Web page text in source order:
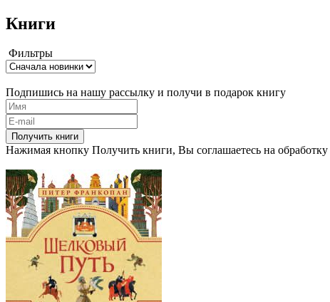
Книги
Фильтры
Подпишись на нашу рассылку и получи в подарок книгу
Получить книги
Нажимая кнопку Получить книги, Вы соглашаетесь на обработку